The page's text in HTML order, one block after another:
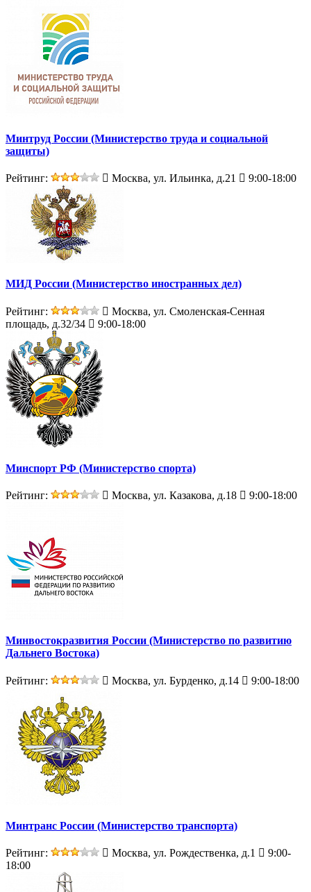
Минтруд России (Министерство труда и социальной
защиты)
Рейтинг: Москва, ул. Ильинка, д.21 9:00-18:00
МИД России (Министерство иностранных дел)
Рейтинг:
Москва, ул. Смоленская-Сенная
площадь, д.32/34
9:00-18:00
Минспорт РФ (Министерство спорта)
Рейтинг: Москва, ул. Казакова, д.18 9:00-18:00
Минвостокразвития России (Министерство по развитию
Дальнего Востока)
Рейтинг: Москва, ул. Бурденко, д.14 9:00-18:00
Минтранс России (Министерство транспорта)
Рейтинг: Москва, ул. Рождественка, д.1
9:00-
18:00